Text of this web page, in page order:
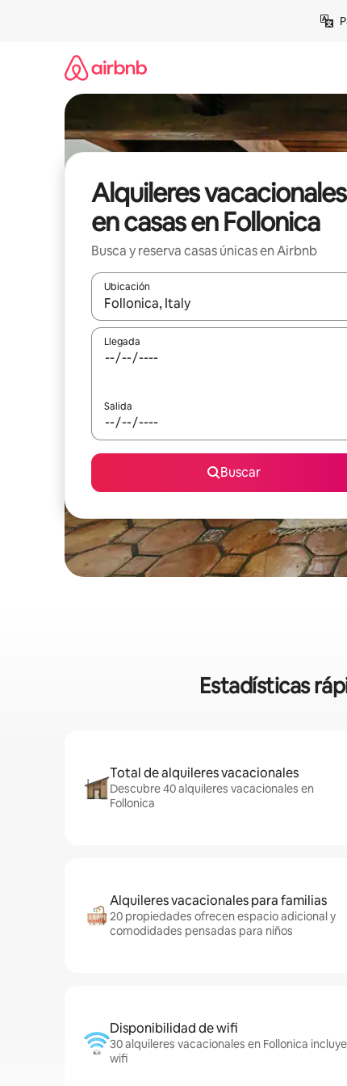
Alquileres vacacionales
en casas en Follonica
Busca y reserva casas únicas en Airbnb
Ubicación
Cuando los resultados estén disponibles,
Llegada
Salida
Buscar
Estadísticas
Total de alquileres vacacionales
Descubre 40 alquileres vacacionales en
Follonica
Alquileres vacacionales para familias
20 propiedades ofrecen espacio adicional y
comodidades pensadas para niños
Disponibilidad de wifi
30 alquileres vacacionales en Follonica
wifi